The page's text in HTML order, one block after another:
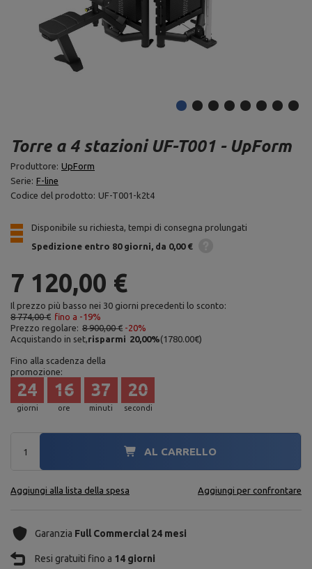
Torre a 4 stazioni UF-T001 - UpForm
Produttore: UpForm
Serie: F-line
Codice del prodotto: UF-T001-k2t4
Disponibile su richiesta, tempi di consegna prolungati
Spedizione entro 80 giorni da 0,00 €
7 120,00 €
Il prezzo più basso nei 30 giorni precedenti lo sconto:
8 774,00 € fino a -19%
Prezzo regolare: 8 900,00 € -20%
Acquistando in set,risparmi 20,00%(1780.00€)
Fino alla scadenza della
promozione:
giorni
24
ore
16
minuti
37
secondi
19
AL CARRELLO
Aggiungi alla lista della spesa Aggiungi per confrontare
Garanzia Full Commercial 24 mesi
Resi gratuiti fino a 14 giorni